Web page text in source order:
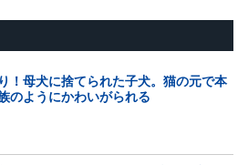
！母犬に捨てられた子犬。猫の元で本
のようにかわいがられる